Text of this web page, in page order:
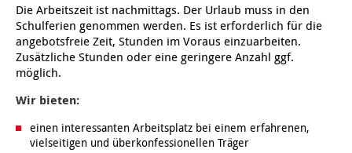
Kindertagesstätte Ibykusweg / Familienzentrum
Kindertagesstätte Johannes-Lau-Hof
“Mäuseburg” / Familienzentrum
Kindertagesstätte König-Ludwig-Straße
Kindertagesstätte Harenberger Straße
Kindertagesstätte Herbartstraße
Kindertagesstätte Hiltrud-Grote-Weg
Kindertagesstätte Ibykusweg / Familienzentrum
Die Arbeitszeit ist nachmittags. Der Urlaub muss in den
Schulferien genommen werden. Es ist erforderlich für die
angebotsfreie Zeit, Stunden im Voraus einzuarbeiten.
Zusätzliche Stunden oder eine geringere Anzahl ggf.
möglich.
Wir bieten:
einen interessanten Arbeitsplatz bei einem erfahrenen,
vielseitigen und überkonfessionellen Träger